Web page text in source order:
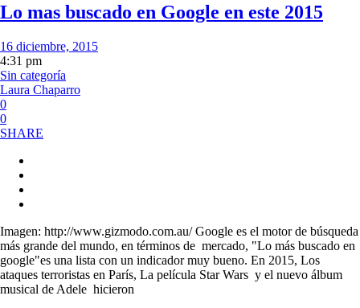
Lo mas buscado en Google en este 2015
16 diciembre, 2015
4:31 pm
Sin categoría
Laura Chaparro
0
0
SHARE
Imagen: http://www.gizmodo.com.au/ Google es el motor de búsqueda
más grande del mundo, en términos de mercado, "Lo más buscado en
google"es una lista con un indicador muy bueno. En 2015, Los
ataques terroristas en París, La película Star Wars y el nuevo álbum
musical de Adele hicieron